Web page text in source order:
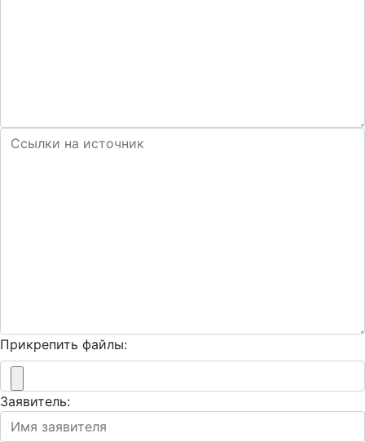
Прикрепить файлы:
Заявитель: